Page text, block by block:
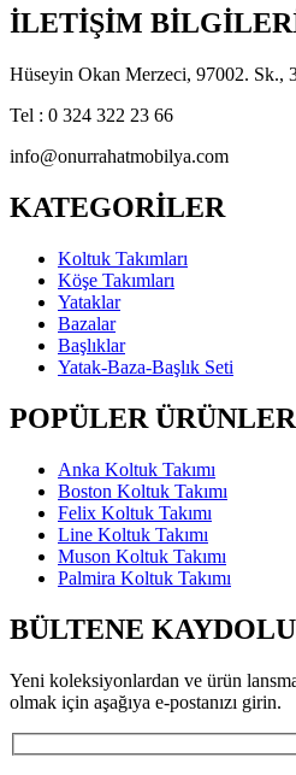
İLETİŞİM
Hüseyin Okan Merzeci, 97002. Sk.,
Tel : 0 324 322 23 66
info@onurrahatmobilya.com
KATEGORİLER
Koltuk Takımları
Köşe Takımları
Yataklar
Bazalar
Başlıklar
Yatak-Baza-Başlık Seti
POPÜLER ÜRÜNLER
Anka Koltuk Takımı
Boston Koltuk Takımı
Felix Koltuk Takımı
Line Koltuk Takımı
Muson Koltuk Takımı
Palmira Koltuk Takımı
BÜLTENE
Yeni koleksiyonlardan ve ürün
olmak için aşağıya e-postanızı girin.